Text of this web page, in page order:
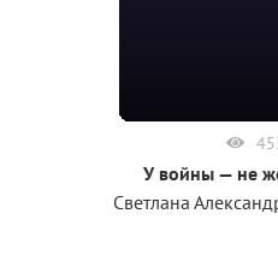
У войны — не
Светлана